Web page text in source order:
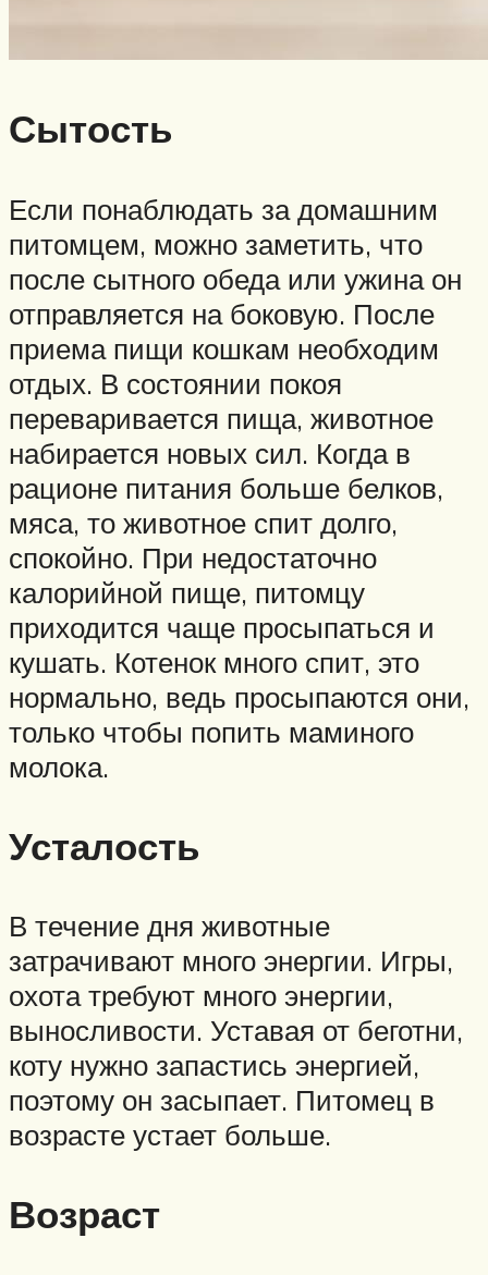
Сытость
Если понаблюдать за домашним
питомцем, можно заметить, что
после сытного обеда или ужина он
отправляется на боковую. После
приема пищи кошкам необходим
отдых. В состоянии покоя
переваривается пища, животное
набирается новых сил. Когда в
рационе питания больше белков,
мяса, то животное спит долго,
спокойно. При недостаточно
калорийной пище, питомцу
приходится чаще просыпаться и
кушать. Котенок много спит, это
нормально, ведь просыпаются они,
только чтобы попить маминого
молока.
Усталость
В течение дня животные
затрачивают много энергии. Игры,
охота требуют много энергии,
выносливости. Уставая от беготни,
коту нужно запастись энергией,
поэтому он засыпает. Питомец в
возрасте устает больше.
Возраст